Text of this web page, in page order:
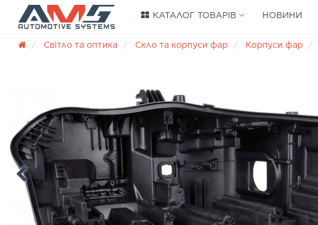
КАТАЛОГ ТОВАРІВ НОВИНИ
Світло та оптика Скло та корпуси фар Корпуси фар